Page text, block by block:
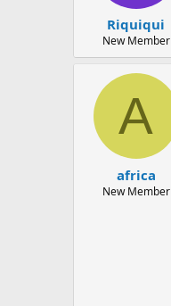
Riquiqui
New Member
A
africa
New Member